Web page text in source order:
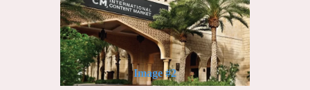
Image #2